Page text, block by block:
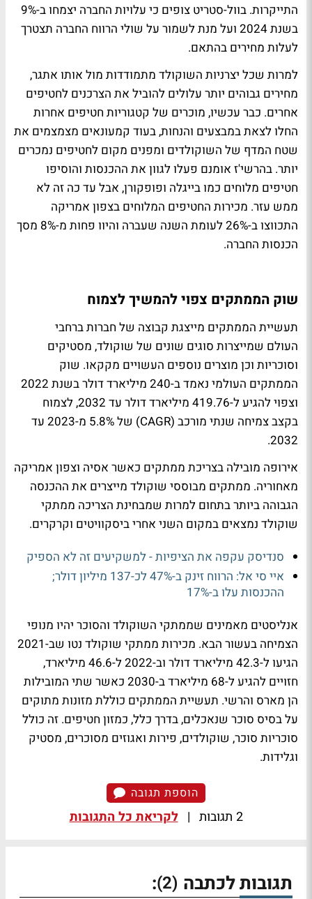
התייקרות. בוול-סטריט צופים כי עלויות החברה יצמחו ב-9%
בשנת 2024 ועל מנת לשמור על שולי הרווח החברה תצטרך
לעלות מחירים בהתאם.
למרות שכל יצרניות השוקולד מתמודדות מול אותו אתגר,
מחירים גבוהים יותר עלולים להוביל את הצרכנים לחטיפים
אחרים. כבר עכשיו, מוכרים של קטגוריות חטיפים אחרות
החלו לצאת במבצעים והנחות, בעוד קמעונאים מצמצמים את
שטח המדף של השוקולדים ומפנים מקום לחטיפים נמכרים
יותר. בהרשי'ז אומנם פעלו לגוון את ההכנסות והוסיפו
חטיפים מלוחים כמו בייגלה ופופקורן, אבל עד כה זה לא
ממש עזר. מכירות החטיפים המלוחים בצפון אמריקה
התכווצו ב-26% לעומת השנה שעברה והיוו פחות מ-8% מסך
הכנסות החברה.
שוק הממתקים צפוי להמשיך לצמוח
תעשיית הממתקים מייצגת קבוצה של חברות ברחבי
העולם שמייצרות סוגים שונים של שוקולד, מסטיקים
וסוכריות וכן מוצרים נוספים העשויים מקקאו. שוק
הממתקים העולמי נאמד ב-240 מיליארד דולר בשנת 2022
וצפוי להגיע ל-419.76 מיליארד דולר עד 2032, לצמוח
בקצב צמיחה שנתי מורכב (CAGR) של 5.8% מ-2023 עד
2032.
אירופה מובילה בצריכת ממתקים כאשר אסיה וצפון אמריקה
מאחוריה. ממתקים מבוססי שוקולד מייצרים את ההכנסה
הגבוהה ביותר בתחום למרות שמבחינת הצריכה ממתקי
שוקולד נמצאים במקום השני אחרי ביסקוויטים וקרקרים.
סנדיסק עקפה את הציפיות - למשקיעים זה לא הספיק
איי סי אל: הרווח זינק ב-47% לכ-137 מיליון דולר;
ההכנסות עלו ב-17%
אנליסטים מאמינים שממתקי השוקולד והסוכר יהיו מנופי
הצמיחה בעשור הבא. מכירות ממתקי שוקולד נטו שב-2021
הגיעו ל-42.3 מיליארד דולר וב-2022 ל-46.6 מיליארד,
חזויים להגיע ל-68 מיליארד ב-2030 כאשר שתי המובילות
הן מארס והרשי. תעשיית הממתקים כוללת מזונות מתוקים
על בסיס סוכר שנאכלים, בדרך כלל, כמזון חטיפים. זה כולל
סוכריות סוכר, שוקולדים, פירות ואגוזים מסוכרים, מסטיק
וגלידות.
הוספת תגובה
2 תגובות | לקריאת כל התגובות
תגובות לכתבה (2)
: